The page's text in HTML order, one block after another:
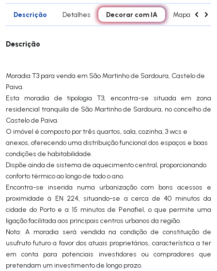
Descrição Detalhes Decorar com IA Mapa
Descrição
Moradia T3 para venda em São Martinho de Sardoura, Castelo de
Paiva.
Esta moradia de tipologia T3, encontra-se situada em zona
residencial tranquila de São Martinho de Sardoura, no concelho de
Castelo de Paiva.
O imóvel é composto por três quartos, sala, cozinha, 3 wcs e
anexos, oferecendo uma distribuição funcional dos espaços e boas
condições de habitabilidade.
Dispõe ainda de sistema de aquecimento central, proporcionando
conforto térmico ao longo de todo o ano.
Encontra-se inserida numa urbanização com bons acessos e
proximidade à EN 224, situando-se a cerca de 40 minutos da
cidade do Porto e a 15 minutos de Penafiel, o que permite uma
ligação facilitada aos principais centros urbanos da região.
Nota: A moradia será vendida na condição de constituição de
usufruto futuro a favor dos atuais proprietários, característica a ter
em conta para potenciais investidores ou compradores que
pretendam um investimento de longo prazo.